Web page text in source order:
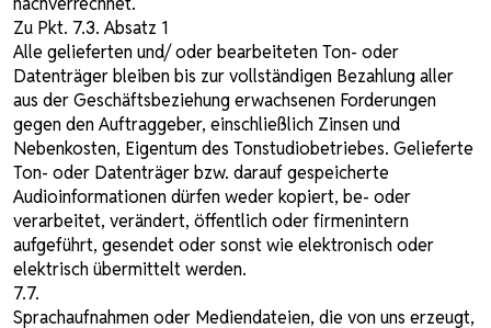
Zu Pkt. 7.3. Absatz 1
Alle gelieferten und/ oder bearbeiteten Ton- oder
Datenträger bleiben bis zur vollständigen Bezahlung aller
aus der Geschäftsbeziehung erwachsenen Forderungen
gegen den Auftraggeber, einschließlich Zinsen und
Nebenkosten, Eigentum des Tonstudiobetriebes. Gelieferte
Ton- oder Datenträger bzw. darauf gespeicherte
Audioinformationen dürfen weder kopiert, be- oder
verarbeitet, verändert, öffentlich oder firmenintern
aufgeführt, gesendet oder sonst wie elektronisch oder
elektrisch übermittelt werden.
7.7.
Sprachaufnahmen oder Mediendateien, die von uns erzeugt,